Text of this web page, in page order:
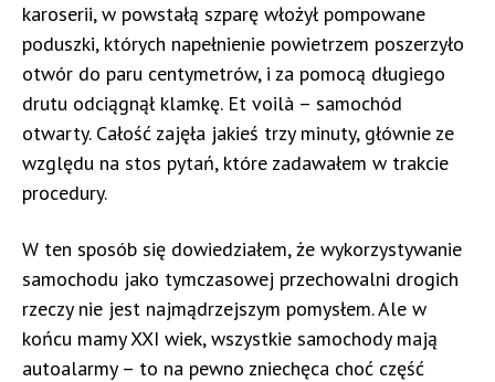
karoserii, w powstałą szparę włożył pompowane
poduszki, których napełnienie powietrzem poszerzyło
otwór do paru centymetrów, i za pomocą długiego
drutu odciągnął klamkę. Et voilà – samochód
otwarty. Całość zajęła jakieś trzy minuty, głównie ze
względu na stos pytań, które zadawałem w trakcie
procedury.
W ten sposób się dowiedziałem, że wykorzystywanie
samochodu jako tymczasowej przechowalni drogich
rzeczy nie jest najmądrzejszym pomysłem. Ale w
końcu mamy XXI wiek, wszystkie samochody mają
autoalarmy – to na pewno zniechęca choć część